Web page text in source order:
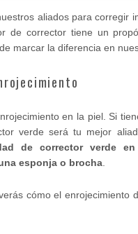
aliados para corregir
de corrector tiene un
marcar la diferencia en
en la piel. Si
verde será tu mejor
de corrector verde
esponja o brocha
cómo el enrojecimiento